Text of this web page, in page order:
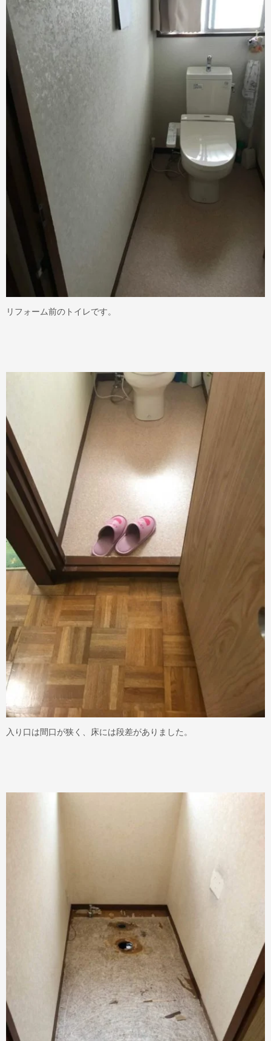
リフォーム前のトイレです。
入り口は間口が狭く、床には段差がありました。